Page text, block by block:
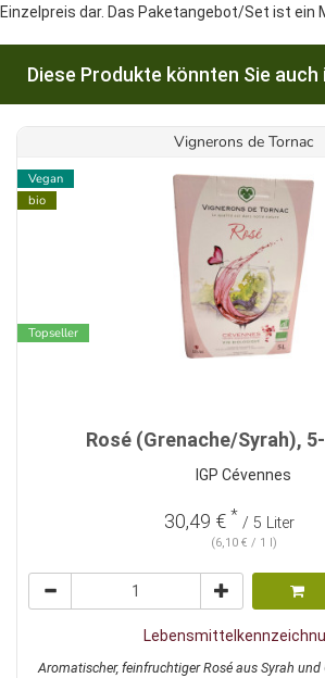
Einzelpreis dar. Das Paketangebot/Set ist ein
Diese Produkte könnten Sie
Vignerons de Tornac
Vegan
bio
Topseller
Rosé (Grenache/Syrah),
IGP Cévennes
30,49 € * / 5 Liter
(6,10 € / 1 l)
Aromatischer, feinfruchtiger Rosé aus Syrah und